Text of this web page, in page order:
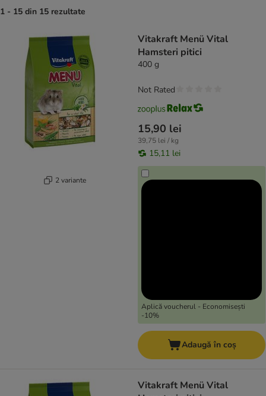
1 - 15 din 15 rezultate
2 variante
Vitakraft Menü Vital
Hamsteri pitici
400 g
15,90 lei
39,75 lei / kg
15,11 lei
Aplică voucherul - Economisești
-10%
Not Rated
Adaugă în coș
Vitakraft Menü Vital